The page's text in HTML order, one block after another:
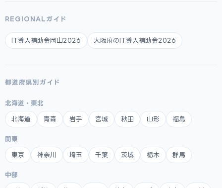
REGIONALガイド
IT導入補助金岡山2026 大阪府のIT導入補助金2026
都道府県別ガイド
北海道・東北
北海道 青森 岩手 宮城 秋田 山形 福島
関東
東京 神奈川 埼玉 千葉 茨城 栃木 群馬
中部